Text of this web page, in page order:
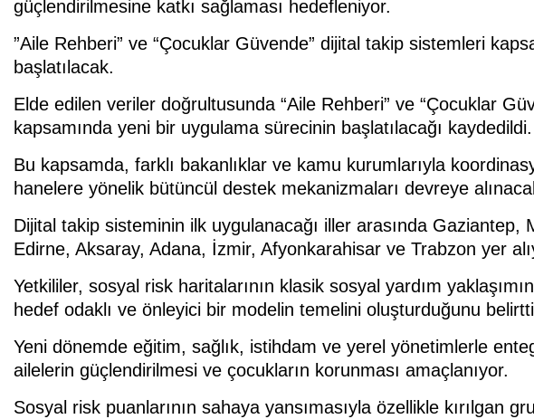
güçlendirilmesine katkı sağlaması hedefleniyor.
”Aile Rehberi” ve “Çocuklar Güvende” dijital takip sistemleri
başlatılacak.
Elde edilen veriler doğrultusunda “Aile Rehberi” ve “Çocuklar
kapsamında yeni bir uygulama sürecinin başlatılacağı kaydedildi.
Bu kapsamda, farklı bakanlıklar ve kamu kurumlarıyla
hanelere yönelik bütüncül destek mekanizmaları devreye
Dijital takip sisteminin ilk uygulanacağı iller arasında Gaziantep,
Edirne, Aksaray, Adana, İzmir, Afyonkarahisar ve Trabzon yer
Yetkililer, sosyal risk haritalarının klasik sosyal yardım
hedef odaklı ve önleyici bir modelin temelini oluşturduğunu
Yeni dönemde eğitim, sağlık, istihdam ve yerel yönetimlerle
ailelerin güçlendirilmesi ve çocukların korunması amaçlanıyor.
Sosyal risk puanlarının sahaya yansımasıyla özellikle kırılgan